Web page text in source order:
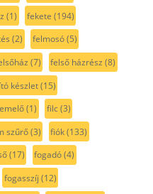
(1) fekete (194)
(2) felmosó(5)
(7) felső házrész (8)
készlet(15)
(1) filc(3)
szűrő(3) fiók(133)
(17) fogadó(4)
fogasszíj (12)